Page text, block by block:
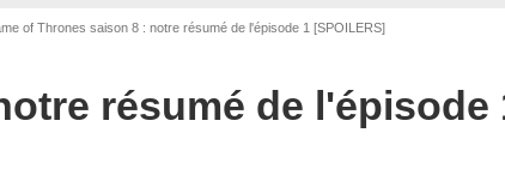
of Thrones saison 8 : notre résumé de l'épisode 1 [SPOILERS]
résumé de l'épisode